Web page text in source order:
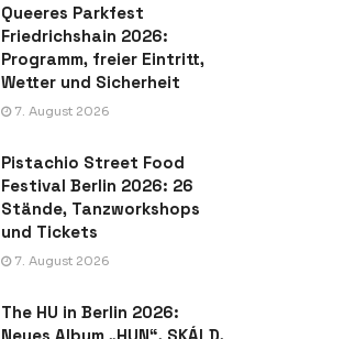
Queeres Parkfest
Friedrichshain 2026:
Programm, freier Eintritt,
Wetter und Sicherheit
7. August 2026
Pistachio Street Food
Festival Berlin 2026: 26
Stände, Tanzworkshops
und Tickets
7. August 2026
The HU in Berlin 2026:
Neues Album „HUN“, SKÁLD,